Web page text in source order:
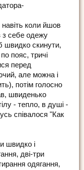
коли йшов
з себе одежу
швидко скинути,
пояс, тричі
перед
але можна і
потім голосно
швиденько
- тепло, в душі -
співалося "Как
швидко і
дві-три
одягання,